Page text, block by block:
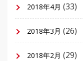
2018年4月 (33)
2018年3月 (26)
2018年2月 (29)